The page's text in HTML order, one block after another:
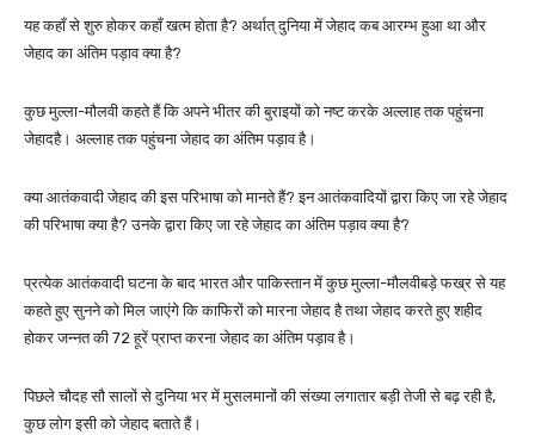
यह कहाँ से शुरु होकर कहाँ खत्म होता है? अर्थात् दुनिया में जेहाद कब आरम्भ हुआ था और
जेहाद का अंतिम पड़ाव क्या है?
कुछ मुल्ला-मौलवी कहते हैं कि अपने भीतर की बुराइयों को नष्ट करके अल्लाह तक पहुंचना
जेहादहै। अल्लाह तक पहुंचना जेहाद का अंतिम पड़ाव है।
क्या आतंकवादी जेहाद की इस परिभाषा को मानते हैं? इन आतंकवादियों द्वारा किए जा रहे जेहाद
की परिभाषा क्या है? उनके द्वारा किए जा रहे जेहाद का अंतिम पड़ाव क्या है?
प्रत्येक आतंकवादी घटना के बाद भारत और पाकिस्तान में कुछ मुल्ला-मौलवीबड़े फख्र से यह
कहते हुए सुनने को मिल जाएंगे कि काफिरों को मारना जेहाद है तथा जेहाद करते हुए शहीद
होकर जन्नत की 72 हूरें प्राप्त करना जेहाद का अंतिम पड़ाव है।
पिछले चौदह सौ सालों से दुनिया भर में मुसलमानों की संख्या लगातार बड़ी तेजी से बढ़ रही है,
कुछ लोग इसी को जेहाद बताते हैं।